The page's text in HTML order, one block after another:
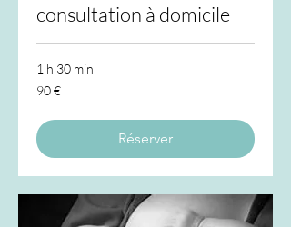
consultation à domicile
1 h 30 min
90
euros
90 €
Réserver